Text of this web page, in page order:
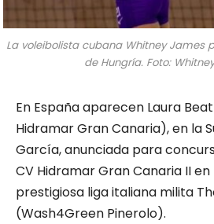
La voleibolista cubana Whitney James
de Hungría. Foto:
En España aparecen Laura
Hidramar Gran Canaria), en la
García, anunciada para
CV Hidramar Gran Canaria II en
prestigiosa liga italiana milita
(Wash4Green Pinerolo).